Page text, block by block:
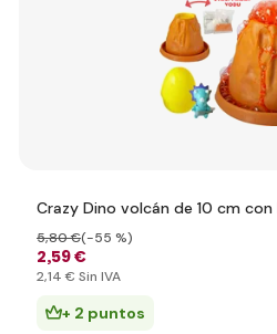
Crazy Dino volcán de 10 cm
2,59 €
5,80 €(-55 %)
2,14 € Sin IVA
+ 2 puntos